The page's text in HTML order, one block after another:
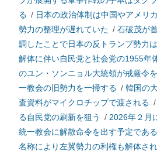
る / 日本の政治体制は中国やアメリ
勢力の整理が遅れていた / 石破茂が
調したことで日本の反トランプ勢力
解体に伴い自民党と社会党の1955年
のユン・ソンニョル大統領が戒厳令
一教会の旧勢力を一掃する / 韓国の
査資料がマイクロチップで渡される /
る自民党の刷新を狙う
/ 2026年２月
統一教会に解散命令を出す予定である
名称により左翼勢力の利権も解体さ